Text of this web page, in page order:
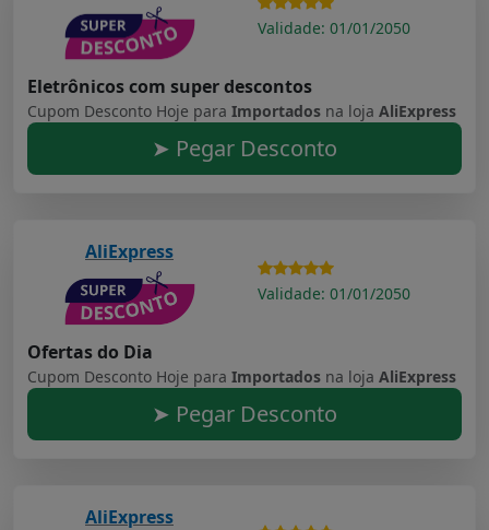
Validade: 01/01/2050
Eletrônicos com super descontos
Cupom Desconto Hoje para Importados na loja AliExpress
➤ Pegar Desconto
AliExpress
Validade: 01/01/2050
Ofertas do Dia
Cupom Desconto Hoje para Importados na loja AliExpress
➤ Pegar Desconto
AliExpress